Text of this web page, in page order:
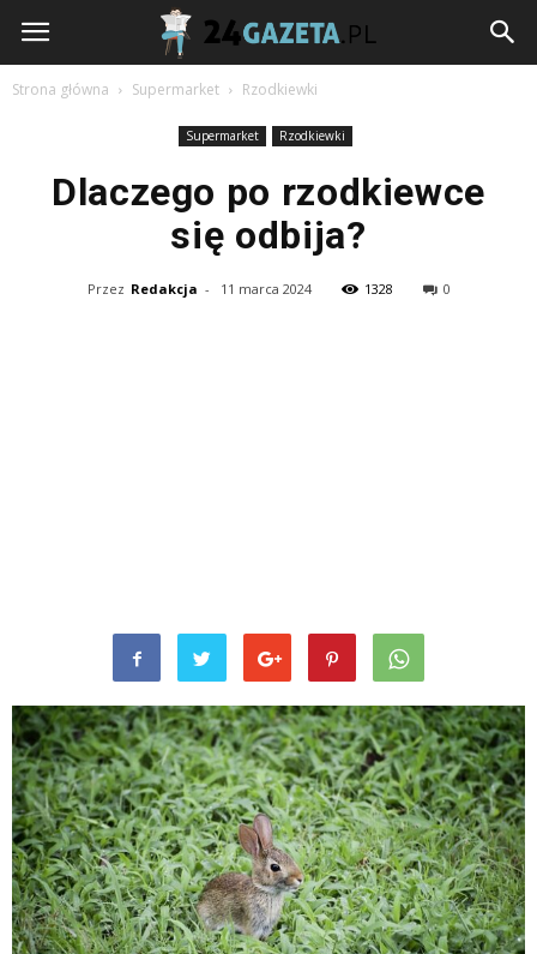
24gazeta.pl
Strona główna Supermarket Rzodkiewki
Supermarket Rzodkiewki
Dlaczego po rzodkiewce
się odbija?
Przez Redakcja - 11 marca 2024 1328 0